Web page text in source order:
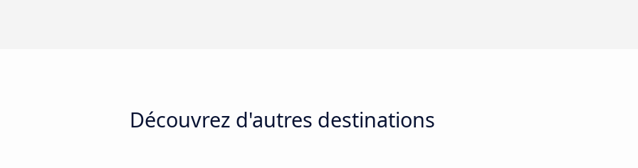
Découvrez d'autres destinations